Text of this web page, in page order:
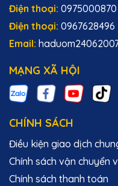
Điện thoại: 0975000870
Điện thoại: 0967628496
Email:
MẠNG XÃ HỘI
CHÍNH SÁCH
Điều kiện giao dịch
Chính sách vận chuyển
Chính sách thanh toán